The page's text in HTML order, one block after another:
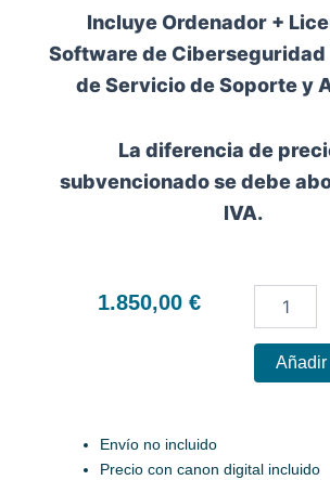
Incluye Ordenador +
Software de Ciberseguridad
de Servicio de Soporte y
La diferencia de
subvencionado se debe
IVA.
1.850,00 €
B860-
Ultra-
cantidad
Añadir
Envío no incluido
Precio con canon digital incluido